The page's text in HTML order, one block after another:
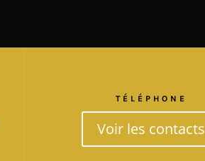
TÉLÉPHONE
Voir les contacts